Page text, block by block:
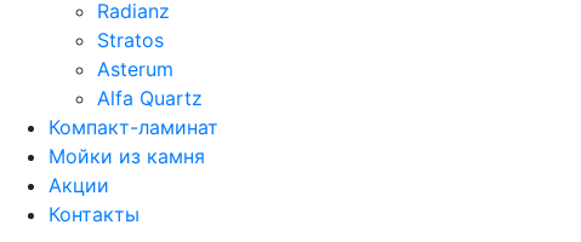
Radianz
Stratos
Asterum
Alfa Quartz
Компакт-ламинат
Мойки из камня
Акции
Контакты